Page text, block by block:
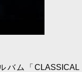
ム「CLASSICAL